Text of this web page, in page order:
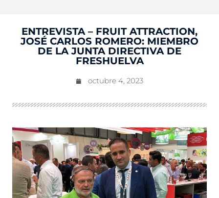
ENTREVISTA – FRUIT ATTRACTION,
JOSÉ CARLOS ROMERO: MIEMBRO
DE LA JUNTA DIRECTIVA DE
FRESHUELVA
octubre 4, 2023